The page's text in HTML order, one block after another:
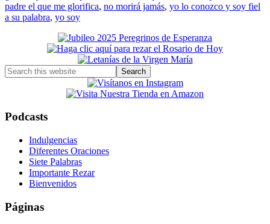
padre el que me glorifica, no morirá jamás, yo lo conozco y soy fiel
a su palabra, yo soy
Primary
Sidebar
Search
this
Podcasts
Indulgencias
Diferentes Oraciones
Siete Palabras
Importante Rezar
Bienvenidos
Páginas